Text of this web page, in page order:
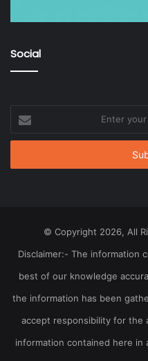
Social
your
Email
© Copyright 2026, All
Disclaimer:- The information
best of our knowledge
the information has been
accept responsibility for the
information contained here in